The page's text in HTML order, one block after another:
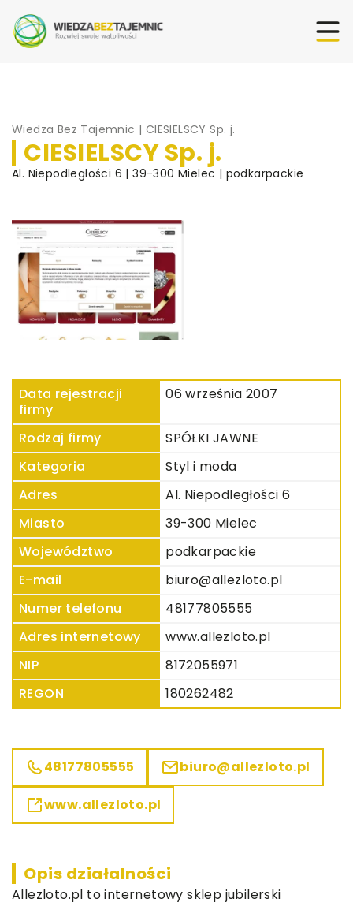
Wiedza Bez Tajemnic | CIESIELSCY Sp. j.
CIESIELSCY Sp. j.
Al. Niepodległości 6 | 39-300 Mielec | podkarpackie
Data rejestracji
firmy
06 września 2007
Rodzaj firmy
SPÓŁKI JAWNE
Kategoria
Styl i moda
Adres
Al. Niepodległości 6
Miasto
39-300 Mielec
Województwo
podkarpackie
E-mail
biuro@allezloto.pl
Numer telefonu
48177805555
Adres internetowy
www.allezloto.pl
NIP
8172055971
REGON
180262482
48177805555 biuro@allezloto.pl
www.allezloto.pl
Opis działalności
Allezloto.pl to internetowy sklep jubilerski